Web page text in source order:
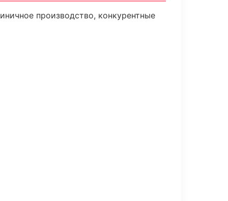
производство, конкурентные